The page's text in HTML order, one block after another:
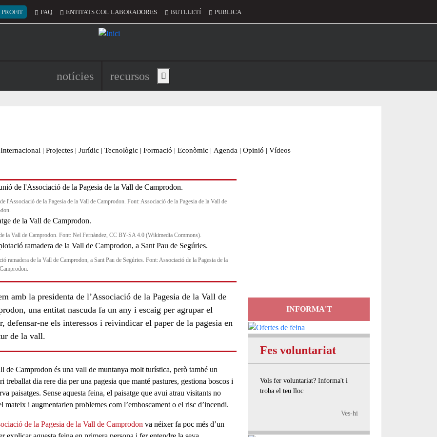
del compte d'usuari
PROFIT FAQ ENTITATS COL·LABORADORES BUTLLETÍ PUBLICA
Navegació principal de l'encapçalament
notícies recursos Show main menu
Internacional | Projectes | Jurídic | Tecnològic | Formació | Econòmic | Agenda | Opinió | Vídeos
l'Associació de la Pagesia de la Vall de Camprodon. Font: Associació de la Pagesia de la Vall de
la Vall de Camprodon. Font: Nel Fernàndez, CC BY-SA 4.0 (Wikimedia Commons).
ramadera de la Vall de Camprodon, a Sant Pau de Segúries. Font: Associació de la Pagesia de la
amb la presidenta de l’Associació de la Pagesia de la Vall de
una entitat nascuda fa un any i escaig per agrupar el
defensar-ne els interessos i reivindicar el paper de la pagesia en
de la vall.
de Camprodon és una vall de muntanya molt turística, però també un
treballat dia rere dia per una pagesia que manté pastures, gestiona boscos i
paisatges. Sense aquesta feina, el paisatge que avui atrau visitants no
mateix i augmentarien problemes com l’emboscament o el risc d’incendi.
de la Pagesia de la Vall de Camprodon va néixer fa poc més d’un
INFORMA'T
Fes voluntariat
Vols fer voluntariat? Informa't i
troba el teu lloc
Ves-hi